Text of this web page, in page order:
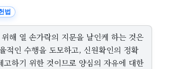
법
해 열 손가락의 지문을 날인케 하는 것은
적인 수행을 도모하고, 신원확인의 정확
고하기 위한 것이므로 양심의 자유에 대한